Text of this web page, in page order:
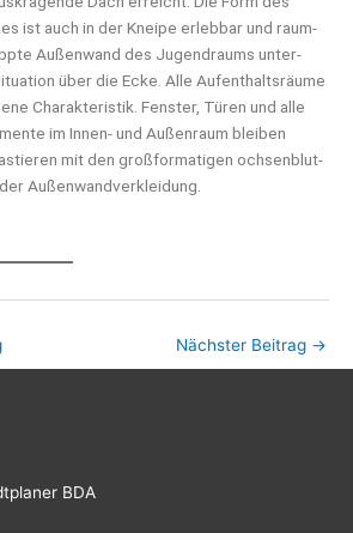
ist auch in der Knei­pe erleb­bar und raum­
Außen­wand des Jugend­raums unter­
über die Ecke. Alle Auf­ent­halts­räu­me
Cha­rak­te­ris­tik. Fens­ter, Türen und alle
im Innen- und Außen­raum blei­ben
mit den groß­for­ma­ti­gen och­sen­blut­
Außenwandverkleidung.
Nächster Beitrag →
BDA